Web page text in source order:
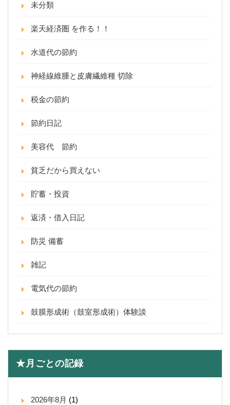
未分類
楽天経済圏 を作る！！
水道代の節約
神経線維腫と皮膚繊維種 切除
税金の節約
節約日記
美容代 節約
貧乏だから買えない
貯蓄・投資
返済・借入日記
防災 備蓄
雑記
電気代の節約
鼓膜形成術（鼓室形成術）体験談
★月ごとの記録
2026年8月 (1)